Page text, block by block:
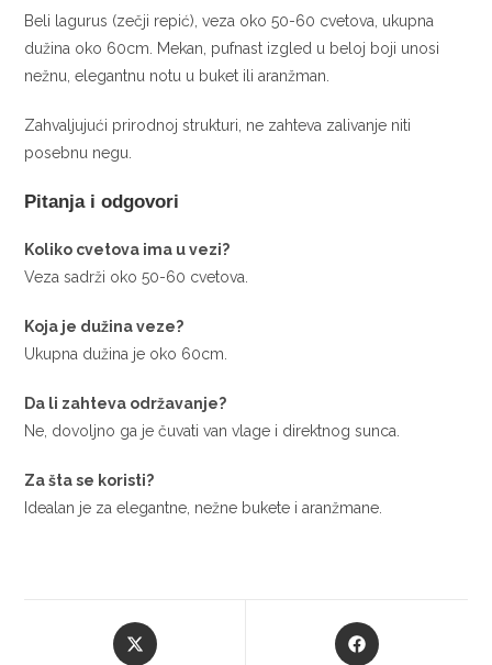
Beli lagurus (zečji repić), veza oko 50-60 cvetova, ukupna
dužina oko 60cm. Mekan, pufnast izgled u beloj boji unosi
nežnu, elegantnu notu u buket ili aranžman.
Zahvaljujući prirodnoj strukturi, ne zahteva zalivanje niti
posebnu negu.
Pitanja i odgovori
Koliko cvetova ima u vezi?
Veza sadrži oko 50-60 cvetova.
Koja je dužina veze?
Ukupna dužina je oko 60cm.
Da li zahteva održavanje?
Ne, dovoljno ga je čuvati van vlage i direktnog sunca.
Za šta se koristi?
Idealan je za elegantne, nežne bukete i aranžmane.
Opens
in
Opens
in